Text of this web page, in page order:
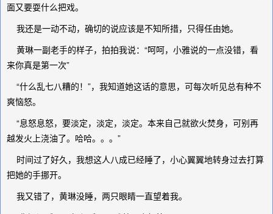
面又要耍什么把戏。
我还是一动不动，确切的说应该是不知所措，只得任由她。
黄琳一副老手的样子，拍拍我说：“呵呵，小雅说的一点没错，看
来你真是第一次”
“什么乱七八糟的！”，我知道她这话的意思，可每次听见总有种不
爽恼怒。
“息怒息怒，要淡定，淡定，淡定。本来自己就欲火焚身，可别再
越发火上浇油了。哈哈。。。”
时间过了好久，我想这人八成已经睡了，小心翼翼地转身过去打算
把她的手挪开。
我又错了，黄琳没睡，两只眼睛一直望着我。